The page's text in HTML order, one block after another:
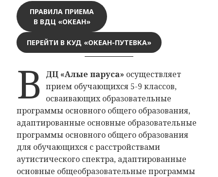
ПРАВИЛА ПРИЕМА
В ВДЦ «ОКЕАН»
ПЕРЕЙТИ В КУД «ОКЕАН-ПУТЕВКА»
В ДЦ «Алые паруса» осуществляет
прием обучающихся 5-9 классов,
осваивающих образовательные
программы основного общего образования,
адаптированные основные образовательные
программы основного общего образования
для обучающихся с расстройствами
аутистического спектра, адаптированные
основные общеобразовательные программы